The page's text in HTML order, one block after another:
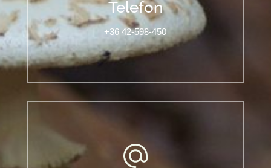
Telefon
+36 42-598-450